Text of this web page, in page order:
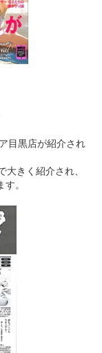
目黒店が紹介され
きく紹介され、
。